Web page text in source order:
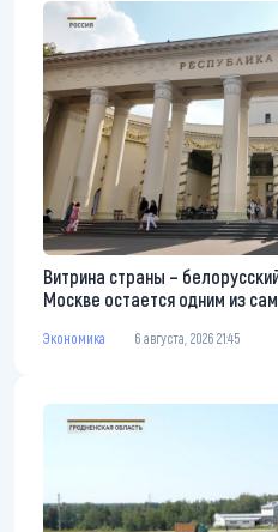
Витрина страны –
Москве остается одним из
Экономика 6 августа, 2026 21:45